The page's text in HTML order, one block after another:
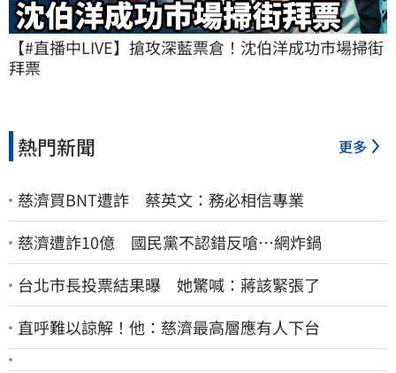
【#直播中LIVE】搶攻深藍票倉！沈伯洋成功市場掃街
拜票
熱門新聞 更多
慈濟買BNT遭詐 蔡英文：務必相信專業
慈濟遭詐10億 國民黨不認錯反嗆⋯網炸鍋
台北市長投票結果曝 她驚喊：蔣該緊張了
直呼難以諒解！他：慈濟最高層應有人下台